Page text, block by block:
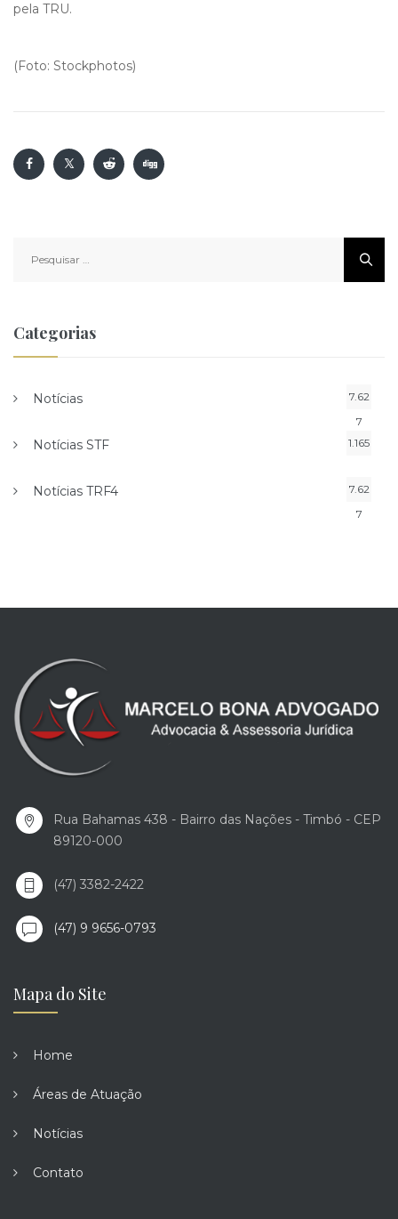
pela TRU.
(Foto: Stockphotos)
por:
Categorias
Notícias
7.62
7
Notícias STF 1.165
Notícias TRF4
7.62
7
Rua Bahamas 438 - Bairro das Nações - Timbó - CEP
89120-000
(47) 3382-2422
(47) 9 9656-0793
Mapa do Site
Home
Áreas de Atuação
Notícias
Contato